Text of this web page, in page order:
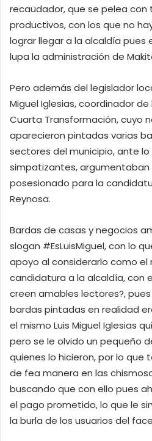
recaudador, que se pelea
productivos, con los que no
lograr llegar a la alcaldía pues
lupa la administración de
Pero además del legislador
Miguel Iglesias, coordinador
Cuarta Transformación, cuyo
aparecieron pintadas varias
sectores del municipio, ante
simpatizantes, argumentaban
posesionado para la
Reynosa.
Bardas de casas y negocios
slogan #EsLuisMiguel, con lo
apoyo al considerarlo como
candidatura a la alcaldía, con
creen amables lectores?,
bardas pintadas en realidad
el mismo Luis Miguel Iglesias
pero se le olvido un pequeño
quienes lo hicieron, por lo que
de fea manera en las
buscando que con ello pues
el pago prometido, lo que le
la burla de los usuarios del